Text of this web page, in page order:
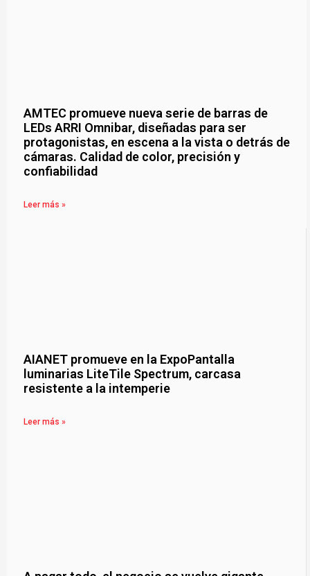
AMTEC promueve nueva serie de barras de
LEDs ARRI Omnibar, diseñadas para ser
protagonistas, en escena a la vista o detrás de
cámaras. Calidad de color, precisión y
confiabilidad
Leer más »
AIANET promueve en la ExpoPantalla
luminarias LiteTile Spectrum, carcasa
resistente a la intemperie
Leer más »